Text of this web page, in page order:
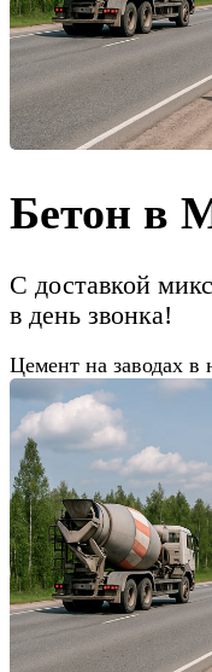
Бетон в
С доставкой
в день звонка!
Цемент на заводах в